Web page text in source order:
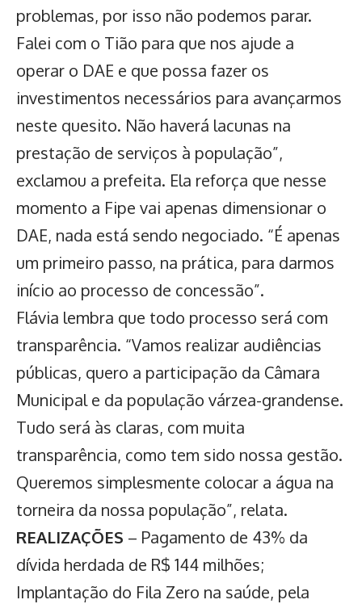
problemas, por isso não podemos parar.
Falei com o Tião para que nos ajude a
operar o DAE e que possa fazer os
investimentos necessários para avançarmos
neste quesito. Não haverá lacunas na
prestação de serviços à população”,
exclamou a prefeita. Ela reforça que nesse
momento a Fipe vai apenas dimensionar o
DAE, nada está sendo negociado. “É apenas
um primeiro passo, na prática, para darmos
início ao processo de concessão”.
Flávia lembra que todo processo será com
transparência. “Vamos realizar audiências
públicas, quero a participação da Câmara
Municipal e da população várzea-grandense.
Tudo será às claras, com muita
transparência, como tem sido nossa gestão.
Queremos simplesmente colocar a água na
torneira da nossa população”, relata.
REALIZAÇÕES – Pagamento de 43% da
dívida herdada de R$ 144 milhões;
Implantação do Fila Zero na saúde, pela